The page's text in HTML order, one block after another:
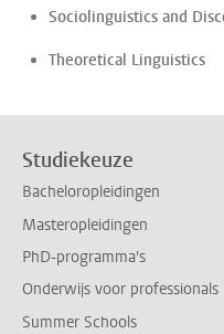
Sociolinguistics and
Theoretical Linguistics
Studiekeuze
Bacheloropleidingen
Masteropleidingen
PhD-programma's
Onderwijs voor professionals
Summer Schools